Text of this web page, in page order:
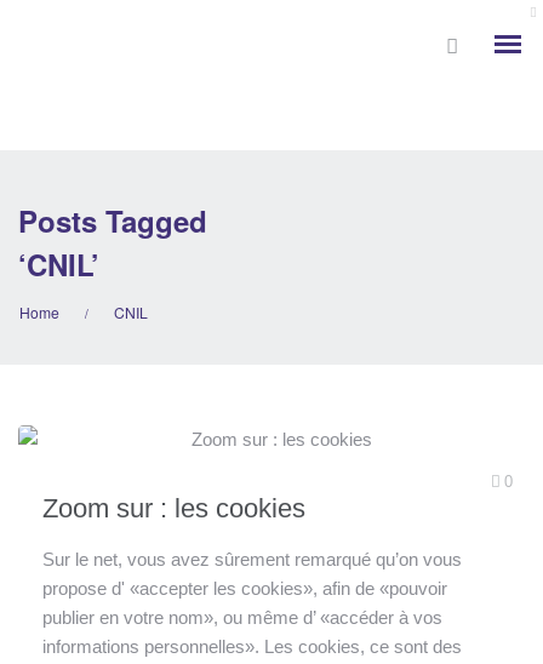
Posts Tagged
‘CNIL’
Home / CNIL
Zoom sur : les cookies
0
Sur le net, vous avez sûrement remarqué qu’on vous
propose d' «accepter les cookies», afin de «pouvoir
publier en votre nom», ou même d’ «accéder à vos
informations personnelles». Les cookies, ce sont des